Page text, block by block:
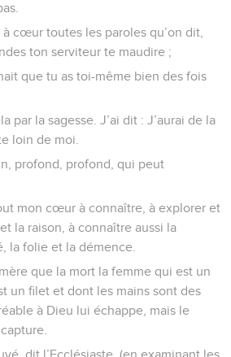
cœur toutes les paroles qu’on dit,
ton serviteur te maudire ;
que tu as toi-même bien des fois
par la sagesse. J’ai dit : J’aurai de la
loin de moi.
profond, profond, qui peut
mon cœur à connaître, à explorer et
la raison, à connaître aussi la
la folie et la démence.
que la mort la femme qui est un
un filet et dont les mains sont des
à Dieu lui échappe, mais le
dit l’Ecclésiaste, (en examinant les